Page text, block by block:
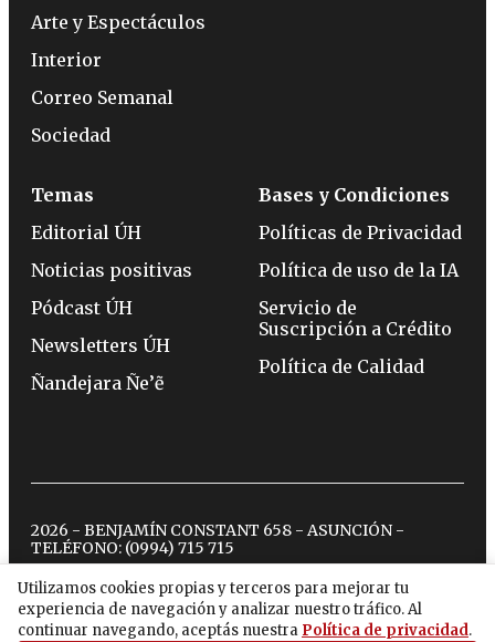
Utilizamos cookies propias y terceros para mejorar tu
experiencia de navegación y analizar nuestro tráfico. Al
continuar navegando, aceptás nuestra Política de privacidad.
Arte y Espectáculos
Interior
Correo Semanal
Sociedad
Temas
Editorial ÚH
Noticias positivas
Pódcast ÚH
Newsletters ÚH
Ñandejara Ñe’ẽ
Bases y Condiciones
Políticas de Privacidad
Política de uso de la IA
Servicio de
Suscripción a Crédito
Política de Calidad
2026 - BENJAMÍN CONSTANT 658 - ASUNCIÓN -
TELÉFONO: (0994) 715 715
twitterinstagram
facebook
tiktokyoutubespotify